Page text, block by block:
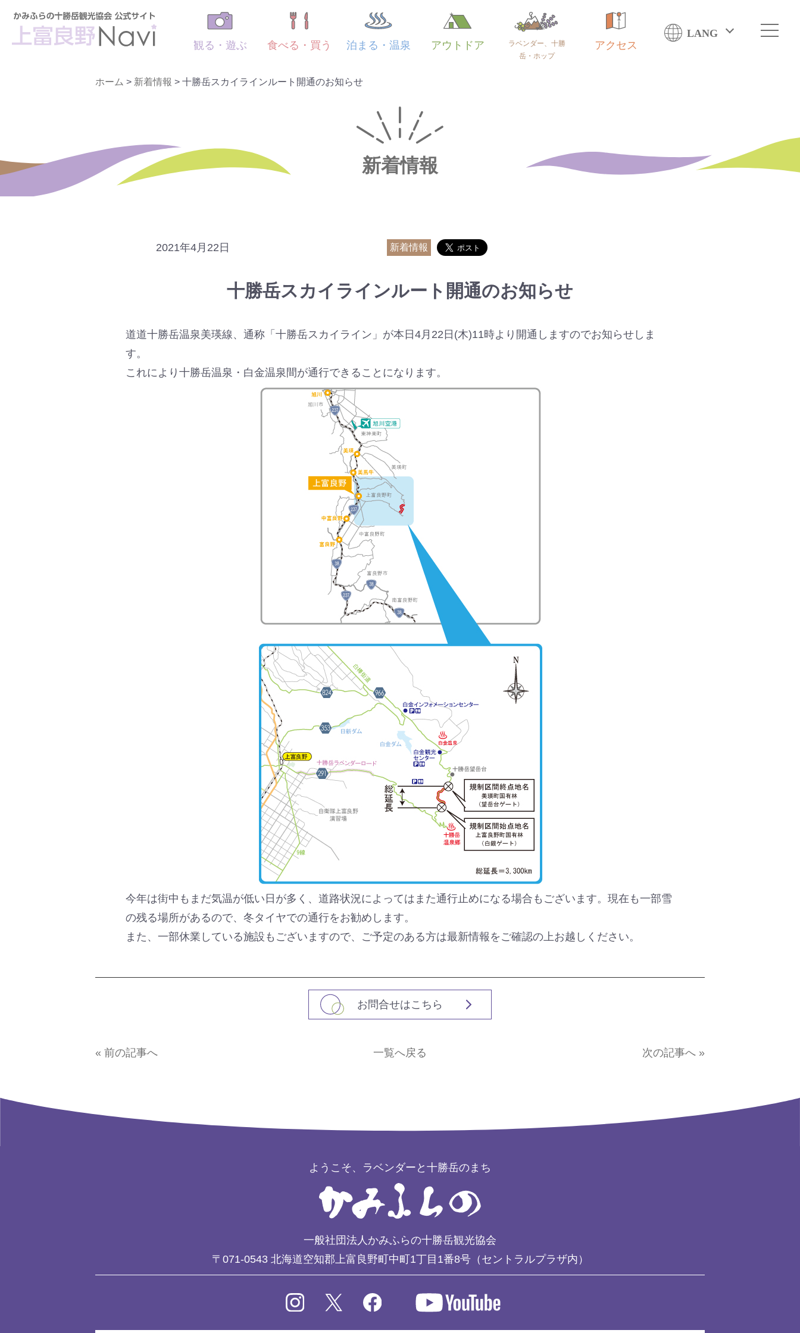
観る・遊ぶ 食べる・買う 泊まる・温泉 アウトドア
ラベンダー、十勝
岳・ホップ
アクセス
LANG
ホーム > 新着情報 > 十勝岳スカイラインルート開通のお知らせ
新着情報
2021年4月22日 新着情報
十勝岳スカイラインルート開通のお知らせ
道道十勝岳温泉美瑛線、通称「十勝岳スカイライン」が本日4月22日(木)11時より開通しますのでお知らせしま
す。
これにより十勝岳温泉・白金温泉間が通行できることになります。
今年は街中もまだ気温が低い日が多く、道路状況によってはまた通行止めになる場合もございます。現在も一部雪
の残る場所があるので、冬タイヤでの通行をお勧めします。
また、一部休業している施設もございますので、ご予定のある方は最新情報をご確認の上お越しください。
お問合せはこちら
« 前の記事へ 一覧へ戻る 次の記事へ »
ようこそ、ラベンダーと十勝岳のまち
一般社団法人かみふらの十勝岳観光協会
〒071-0543 北海道空知郡上富良野町中町1丁目1番8号（セントラルプラザ内）